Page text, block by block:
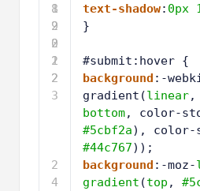
8
1
9
2
0
2
1
2
2
2
3
2
4
text-shadow: 0px
}
#submit:hover {
background :-
gradient(linear,
bottom, color-
#5cbf2a), color-
#44c767));
background :-moz-
gradient (top ,